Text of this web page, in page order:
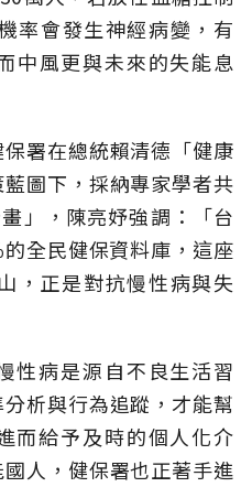
率會發生神經病變，有
中風更與未來的失能息
署在總統賴清德「健康
圖下，採納專家學者共
」，陳亮妤強調：「台
全民健保資料庫，這座
，正是對抗慢性病與失
性病是源自不良生活習
析與行為追蹤，才能幫
而給予及時的個人化介
人，健保署也正著手進